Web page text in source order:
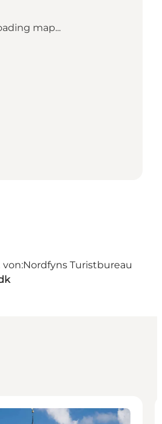
map...
Nordfyns Turistbureau